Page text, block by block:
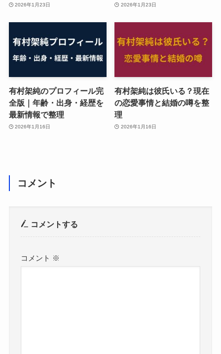
2026年1月23日 2026年1月23日
有村架純のプロフィール完
全版｜年齢・出身・経歴を
最新情報で整理
2026年1月16日
有村架純は彼氏いる？現在
の恋愛事情と結婚の噂を整
理
2026年1月16日
コメント
コメントする
コメント ※